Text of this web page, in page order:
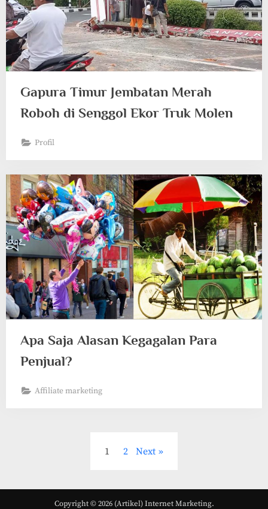
Gapura Timur Jembatan Merah
Roboh di Senggol Ekor Truk Molen
Profil
Apa Saja Alasan Kegagalan Para
Penjual?
Affiliate marketing
1 2 Next
Copyright © 2026 (Artikel) Internet Marketing.